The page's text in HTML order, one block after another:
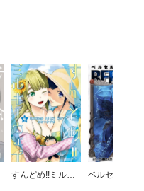
すんどめ!!ミルキーウェイ ベルセルク